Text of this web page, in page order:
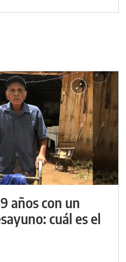
años con un
cuál es el